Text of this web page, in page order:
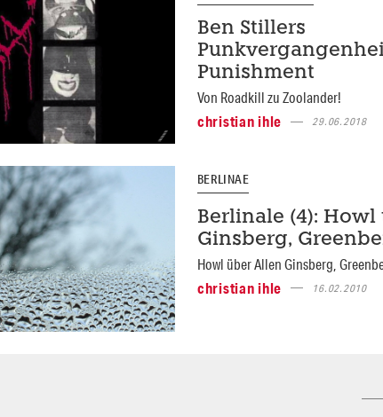
Ben Stillers
Punishment
Von Roadkill zu Zoolander!
christian ihle
29.06.2018
BERLINAE
Berlinale (4):
Ginsberg,
Howl über Allen Ginsberg,
christian ihle
16.02.2010